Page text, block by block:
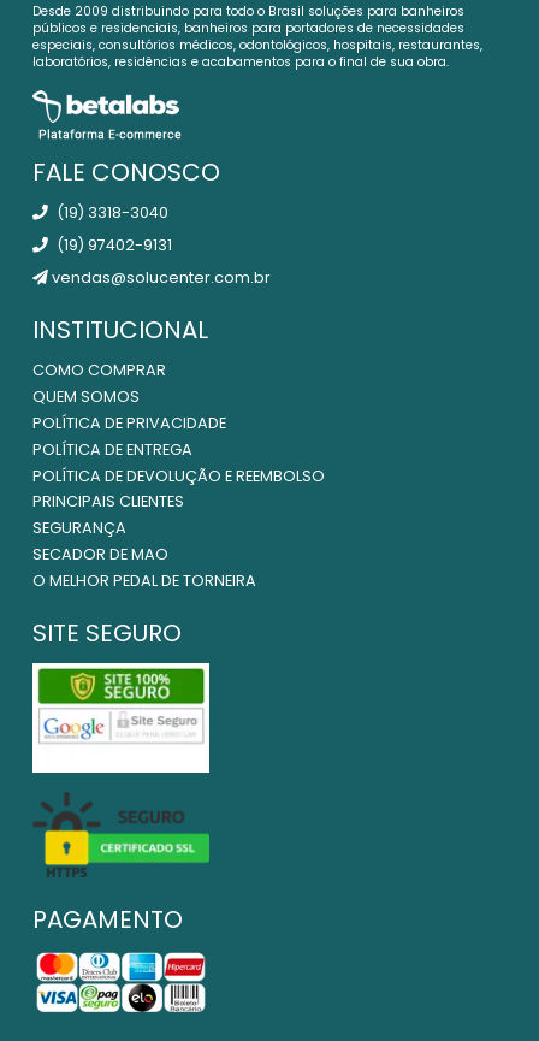
Desde 2009 distribuindo para todo o Brasil soluções para banheiros
públicos e residenciais, banheiros para portadores de necessidades
especiais, consultórios médicos, odontológicos, hospitais, restaurantes,
laboratórios, residências e acabamentos para o final de sua obra.
FALE CONOSCO
(19) 3318-3040
(19) 97402-9131
vendas@solucenter.com.br
INSTITUCIONAL
COMO COMPRAR
QUEM SOMOS
POLÍTICA DE PRIVACIDADE
POLÍTICA DE ENTREGA
POLÍTICA DE DEVOLUÇÃO E REEMBOLSO
PRINCIPAIS CLIENTES
SEGURANÇA
SECADOR DE MAO
O MELHOR PEDAL DE TORNEIRA
SITE SEGURO
PAGAMENTO